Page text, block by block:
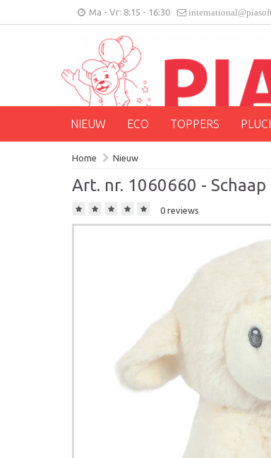
Ma - Vr: 8:15 - 16:30
NIEUW ECO TOPPERS
Home Nieuw
Art. nr. 1060660 -
0 reviews